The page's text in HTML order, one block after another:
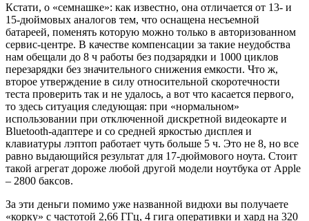
Кстати, о «семнашке»: как известно, она отличается от 13- и
15-дюймовых аналогов тем, что оснащена несъемной
батареей, поменять которую можно только в авторизованном
сервис-центре. В качестве компенсации за такие неудобства
нам обещали до 8 ч работы без подзарядки и 1000 циклов
перезарядки без значительного снижения емкости. Что ж,
второе утверждение в силу относительной скоротечности
теста проверить так и не удалось, а вот что касается первого,
то здесь ситуация следующая: при «нормальном»
использовании при отключенной дискретной видеокарте и
Bluetooth-адаптере и со средней яркостью дисплея и
клавиатуры лэптоп работает чуть больше 5 ч. Это не 8, но все
равно выдающийся результат для 17-дюймового ноута. Стоит
такой агрегат дороже любой другой модели ноутбука от Apple
– 2800 баксов.
За эти деньги помимо уже названной видюхи вы получаете
«корку» с частотой 2,66 ГГц, 4 гига оперативки и хард на 320